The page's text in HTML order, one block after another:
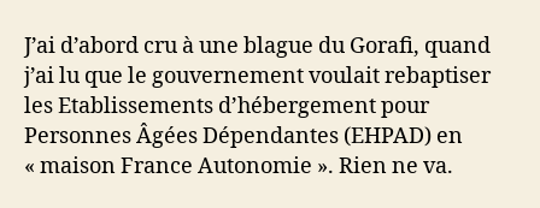
nom
ne
change
pas
la
réalité
J’ai d’abord cru à une blague du Gorafi, quand
j’ai lu que le gouvernement voulait rebaptiser
les Etablissements d’hébergement pour
Personnes Âgées Dépendantes (EHPAD) en
« maison France Autonomie ». Rien ne va.